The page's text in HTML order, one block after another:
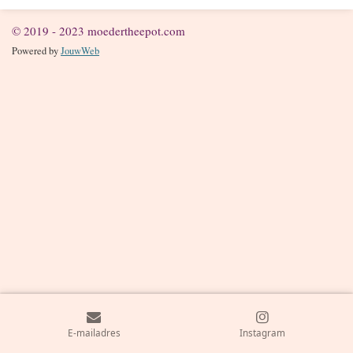
© 2019 - 2023 moedertheepot.com
Powered byJouwWeb
E-mailadres Instagram